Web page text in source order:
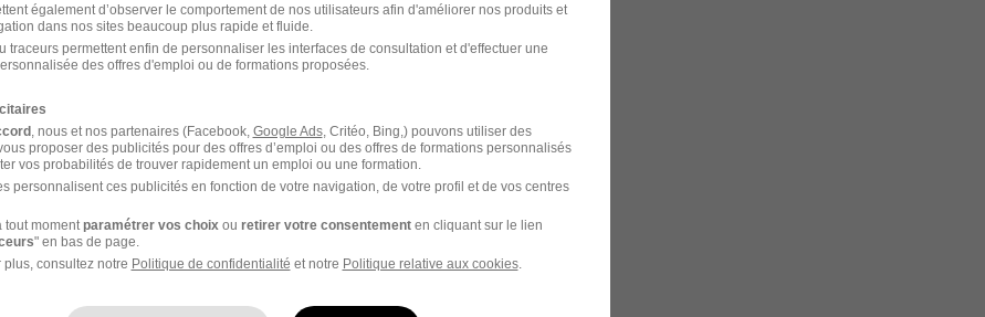
également d’observer le comportement de nos utilisateurs afin d'améliorer nos produits et
dans nos sites beaucoup plus rapide et fluide.
traceurs permettent enfin de personnaliser les interfaces de consultation et d'effectuer une
des offres d'emploi ou de formations proposées.
, nous et nos partenaires (Facebook, Google Ads, Critéo, Bing,) pouvons utiliser des
proposer des publicités pour des offres d’emploi ou des offres de formations personnalisés
vos probabilités de trouver rapidement un emploi ou une formation.
personnalisent ces publicités en fonction de votre navigation, de votre profil et de vos centres
tout moment paramétrer vos choix ou retirer votre consentementen cliquant sur le lien
" en bas de page.
plus, consultez notre Politique de confidentialité et notre Politique relative aux cookies.